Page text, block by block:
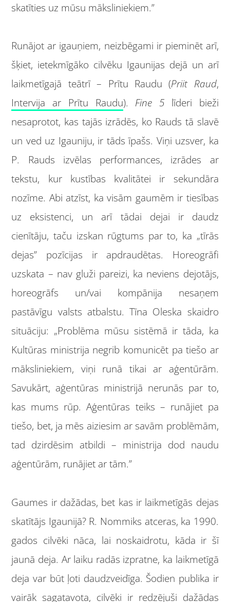
skatīties uz mūsu māksliniekiem.”
Runājot ar igauņiem, neizbēgami ir pieminēt arī,
šķiet, ietekmīgāko cilvēku Igaunijas dejā un arī
laikmetīgajā teātrī – Prītu Raudu (Priit Raud,
Intervija ar Prītu Raudu). Fine 5 līderi bieži
nesaprotot, kas tajās izrādēs, ko Rauds tā slavē
un ved uz Igauniju, ir tāds īpašs. Viņi uzsver, ka
P. Rauds izvēlas performances, izrādes ar
tekstu, kur kustības kvalitātei ir sekundāra
nozīme. Abi atzīst, ka visām gaumēm ir tiesības
uz eksistenci, un arī tādai dejai ir daudz
cienītāju, taču izskan rūgtums par to, ka „tīrās
dejas” pozīcijas ir apdraudētas. Horeogrāfi
uzskata – nav gluži pareizi, ka neviens dejotājs,
horeogrāfs un/vai kompānija nesaņem
pastāvīgu valsts atbalstu. Tīna Oleska skaidro
situāciju: „Problēma mūsu sistēmā ir tāda, ka
Kultūras ministrija negrib komunicēt pa tiešo ar
māksliniekiem, viņi runā tikai ar aģentūrām.
Savukārt, aģentūras ministrijā nerunās par to,
kas mums rūp. Aģentūras teiks – runājiet pa
tiešo, bet, ja mēs aiziesim ar savām problēmām,
tad dzirdēsim atbildi – ministrija dod naudu
aģentūrām, runājiet ar tām.”
Gaumes ir dažādas, bet kas ir laikmetīgās dejas
skatītājs Igaunijā? R. Nommiks atceras, ka 1990.
gados cilvēki nāca, lai noskaidrotu, kāda ir šī
jaunā deja. Ar laiku radās izpratne, ka laikmetīgā
deja var būt ļoti daudzveidīga. Šodien publika ir
vairāk sagatavota, cilvēki ir redzējuši dažādas